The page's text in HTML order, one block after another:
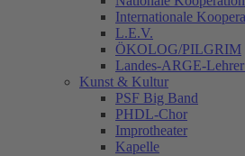
Internationale
L.E.V.
ÖKOLOG/PILGRIM
Landes-ARGE-
Kunst & Kultur
PSF Big Band
PHDL-Chor
Improtheater
Kapelle